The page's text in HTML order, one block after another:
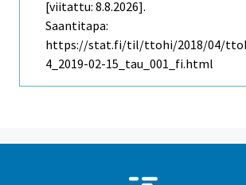
[viitattu: 8.8.2026].
Saantitapa:
https://stat.fi/til/ttohi/2018/04/
4_2019-02-15_tau_001_fi.html